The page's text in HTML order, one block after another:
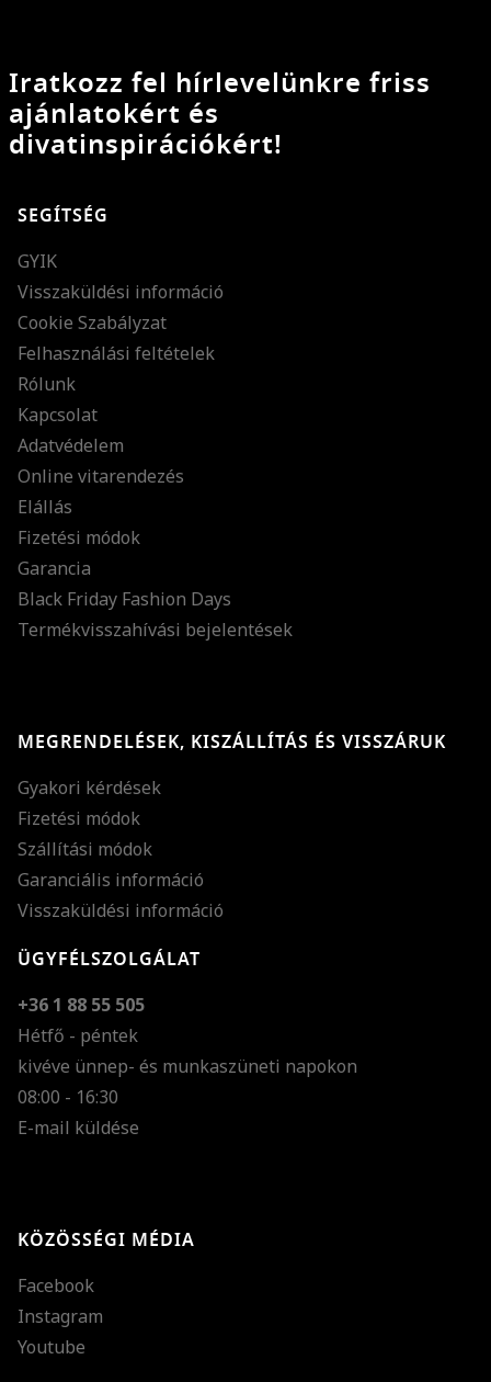
Iratkozz fel hírlevelünkre friss
ajánlatokért és
divatinspirációkért!
SEGÍTSÉG
GYIK
Visszaküldési információ
Cookie Szabályzat
Felhasználási feltételek
Rólunk
Kapcsolat
Adatvédelem
Online vitarendezés
Elállás
Fizetési módok
Garancia
Black Friday Fashion Days
Termékvisszahívási bejelentések
MEGRENDELÉSEK, KISZÁLLÍTÁS ÉS VISSZÁRUK
Gyakori kérdések
Fizetési módok
Szállítási módok
Garanciális információ
Visszaküldési információ
ÜGYFÉLSZOLGÁLAT
+36 1 88 55 505
Hétfő - péntek
kivéve ünnep- és munkaszüneti napokon
08:00 - 16:30
E-mail küldése
KÖZÖSSÉGI MÉDIA
Facebook
Instagram
Youtube